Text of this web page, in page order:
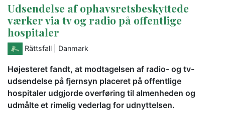
Udsendelse af ophavsretsbeskyttede
værker via tv og radio på offentlige
hospitaler
Rättsfall | Danmark
Højesteret fandt, at modtagelsen af radio- og tv-
udsendelse på fjernsyn placeret på offentlige
hospitaler udgjorde overføring til almenheden og
udmålte et rimelig vederlag for udnyttelsen.